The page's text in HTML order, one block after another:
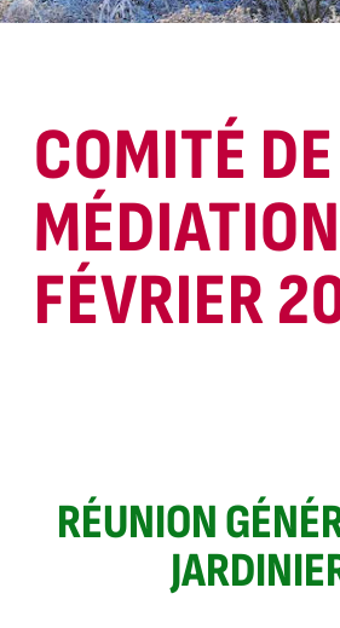
COMITÉ DE
FÉVRIER
RÉUNION